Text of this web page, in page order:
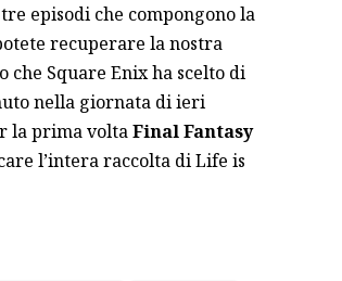
episodi che compongono la
recuperare la nostra
Square Enix ha scelto di
nella giornata di ieri
la prima voltaFinal Fantasy
l’intera raccolta di Life is